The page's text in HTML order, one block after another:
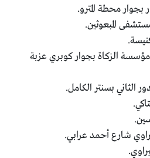
بجوار محطة المترو.
المبعوثين.
الزكاة بجوار كوبري عزبة
الثاني بسنتر الكامل.
شارع أحمد عرابي.